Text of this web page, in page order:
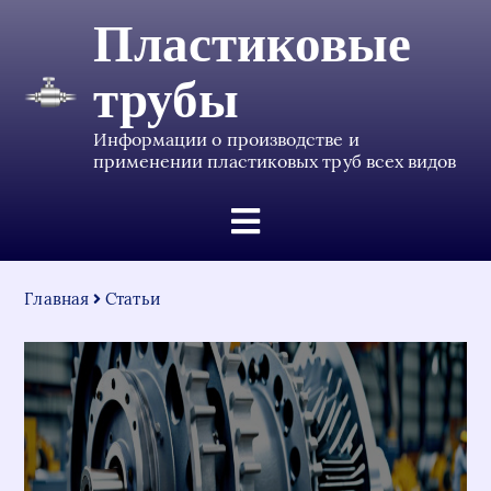
Пластиковые
трубы
Информации о производстве и
применении пластиковых труб всех видов
Главная Статьи